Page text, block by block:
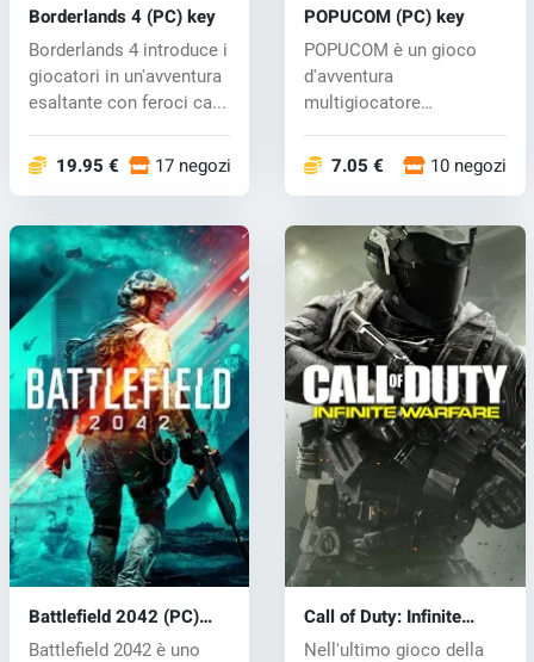
Borderlands 4 (PC) key
Borderlands 4 introduce i
giocatori in un'avventura
esaltante con feroci ca...
19.95 € 17 negozi
POPUCOM (PC) key
POPUCOM è un gioco
d'avventura
multigiocatore
tuo...7.05 € 10 negozi
Battlefield 2042 (PC)
key
Battlefield 2042 è uno
Call of Duty: Infinite
Warfare (PC) CD key
Nell'ultimo gioco della